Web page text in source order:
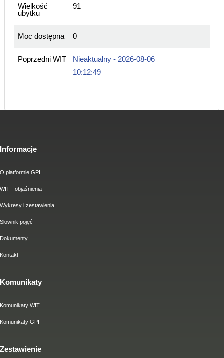
Wielkość
ubytku
91
Moc dostępna 0
Poprzedni WIT
Nieaktualny - 2026-08-06
10:12:49
Informacje
O platformie GPI
WIT - objaśnienia
Wykresy i zestawienia
Słownik pojęć
Dokumenty
Kontakt
Komunikaty
Komunikaty WIT
Komunikaty GPI
Zestawienie